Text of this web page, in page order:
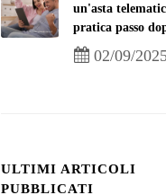
un'asta
pratica passo
02/09/
ULTIMI ARTICOLI
PUBBLICATI